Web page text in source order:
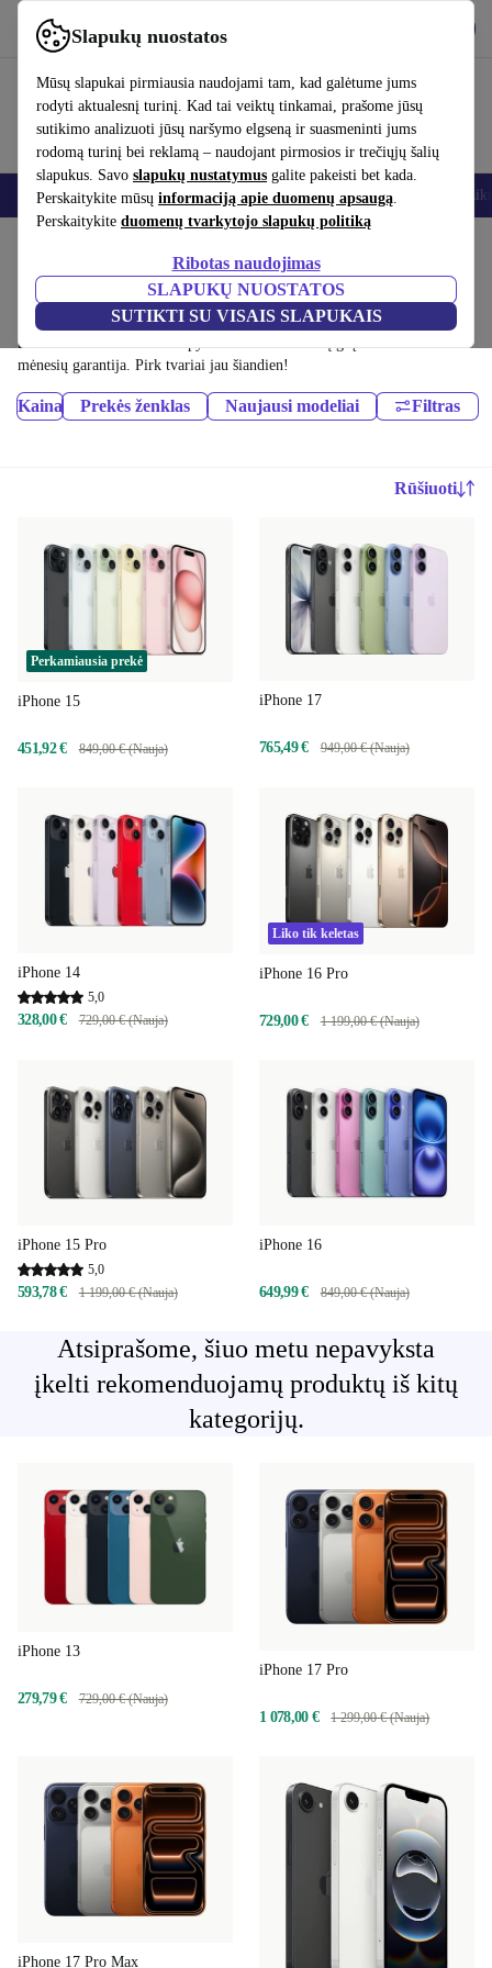
Slapukų nuostatos
Mūsų slapukai pirmiausia naudojami tam, kad galėtume jums
rodyti aktualesnį turinį. Kad tai veiktų tinkamai, prašome jūsų
sutikimo analizuoti jūsų naršymo elgseną ir suasmeninti jums
rodomą turinį bei reklamą – naudojant pirmosios ir trečiųjų šalių
slapukus. Savo slapukų nustatymus galite pakeisti bet kada.
Perskaitykite mūsų informaciją apie duomenų apsaugą.
Perskaitykite duomenų tvarkytojo slapukų politiką
Ribotas naudojimas
SLAPUKŲ NUOSTATOS
SUTIKTI SU VISAIS SLAPUKAIS
Naudok refurbed greitai ir paprastai
Išmanieji telefonai Nešiojamieji kompiuteriai Planšetės Išmanieji
Mobilieji telefonai ir išmanieji telefonai:
Sertifikuoti profesionaliai atnaujinti Mobilieji telefonai ir išmanieji
telefonai iki 1900 € – sutaupyk iki 40 %. 30 dienų grąžinimai ir 12
mėnesių garantija. Pirk tvariai jau šiandien!
Kaina Prekės ženklas Naujausi modeliai Filtras
Rūšiuoti
Perkamiausia prekė
iPhone 15
451,92 € 849,00 € (Nauja)
iPhone 17
765,49 € 949,00 € (Nauja)
iPhone 14
5,0
328,00 € 729,00 € (Nauja)
Liko tik keletas
iPhone 16 Pro
729,00 € 1 199,00 € (Nauja)
iPhone 15 Pro
5,0
593,78 € 1 199,00 € (Nauja)
iPhone 16
649,99 € 849,00 € (Nauja)
Atsiprašome, šiuo metu nepavyksta
įkelti rekomenduojamų produktų iš kitų
kategorijų.
iPhone 13
279,79 € 729,00 € (Nauja)
iPhone 17 Pro
1 078,00 € 1 299,00 € (Nauja)
iPhone 17 Pro Max